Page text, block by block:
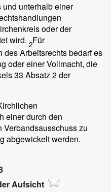
unterhalb einer
oder der
wird. 2Für
Arbeitsrechts bedarf es
oder einer Vollmacht, die
33 Absatz 2 der
einer durch den
Verbandsausschuss zu
abgewickelt werden.
Aufsicht